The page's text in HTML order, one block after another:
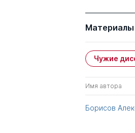
Материалы
Чужие
Имя автора
Борисов